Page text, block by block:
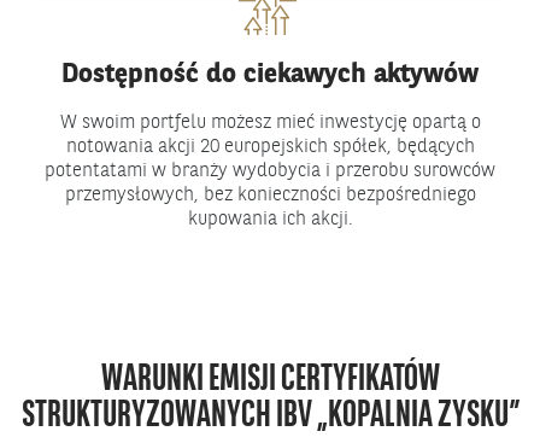
Dostępność do ciekawych aktywów
W swoim portfelu możesz mieć inwestycję opartą o
notowania akcji 20 europejskich spółek, będących
potentatami w branży wydobycia i przerobu surowców
przemysłowych, bez konieczności bezpośredniego
kupowania ich akcji.
WARUNKI EMISJI CERTYFIKATÓW
STRUKTURYZOWANYCH IBV „KOPALNIA ZYSKU”